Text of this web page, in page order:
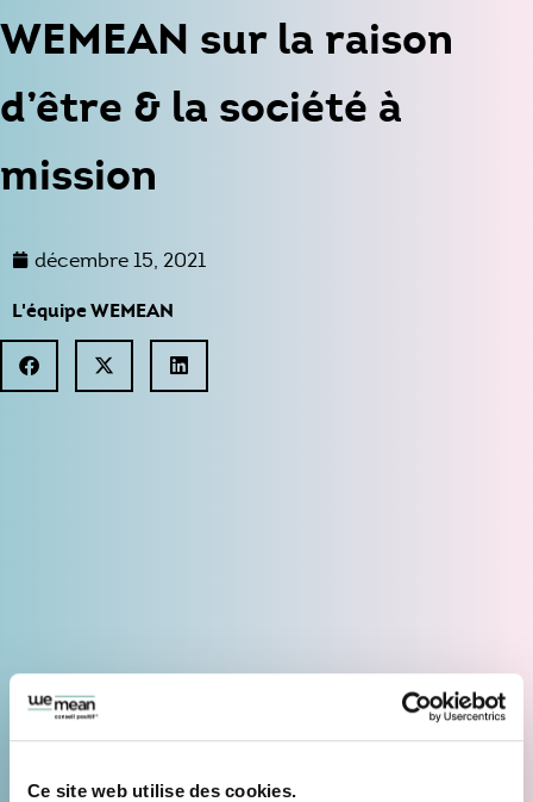
Ce site web utilise des cookies.
WEMEAN sur la raison
d’être & la société à
mission
décembre 15, 2021
L'équipe WEMEAN